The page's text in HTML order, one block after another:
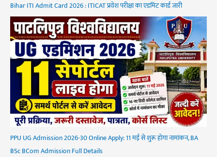
Bihar ITI Admit Card 2026 : ITICAT प्रवेश परीक्षा का एडमिट कार्ड जारी
PPU UG Admission 2026-30 Online Apply: 11 मई से शुरू होगा नामांकन, BA
BSc BCom Admission Full Details